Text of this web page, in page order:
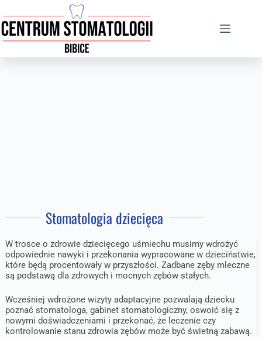
Stomatologia dziecięca
W trosce o zdrowie dziecięcego uśmiechu musimy wdrożyć
odpowiednie nawyki i przekonania wypracowane w dzieciństwie,
które będą procentowały w przyszłości. Zadbane zęby mleczne
są podstawą dla zdrowych i mocnych zębów stałych.
Wcześniej wdrożone wizyty adaptacyjne pozwalają dziecku
poznać stomatologa, gabinet stomatologiczny, oswoić się z
nowymi doświadczeniami i przekonać, że leczenie czy
kontrolowanie stanu zdrowia zębów może być świetną zabawą.